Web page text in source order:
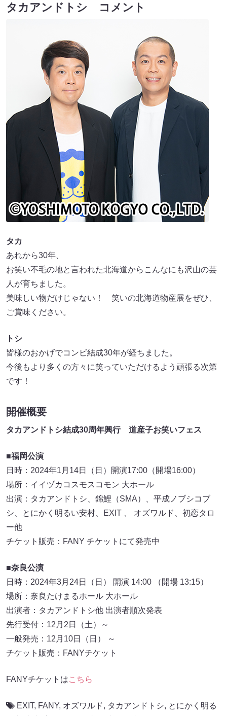
タカアンドトシ コメント
タカ
あれから30年、
お笑い不毛の地と言われた北海道からこんなにも沢山の芸
人が育ちました。
美味しい物だけじゃない！ 笑いの北海道物産展をぜひ、
ご賞味ください。
トシ
皆様のおかげでコンビ結成30年が経ちました。
今後もより多くの方々に笑っていただけるよう頑張る次第
です！
開催概要
タカアンドトシ結成30周年興行 道産子お笑いフェス
■福岡公演
日時：2024年1月14日（日）開演17:00（開場16:00）
場所：イイヅカコスモスコモン 大ホール
出演：タカアンドトシ、錦鯉（SMA）、平成ノブシコブ
シ、とにかく明るい安村、EXIT 、 オズワルド、初恋タロ
ー他
チケット販売：FANY チケットにて発売中
■奈良公演
日時：2024年3月24日（日） 開演 14:00 （開場 13:15）
場所：奈良たけまるホール 大ホール
出演者：タカアンドトシ他 出演者順次発表
先行受付：12月2日（土）～
一般発売：12月10日（日） ～
チケット販売：FANYチケット
FANYチケットはこちら
EXIT, FANY, オズワルド, タカアンドトシ, とにかく明る